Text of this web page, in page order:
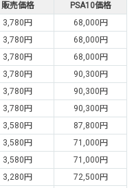
販売価格
PSA10価格
3,780円
68,000円
3,780円
68,000円
3,780円
68,000円
3,780円
90,300円
3,780円
90,300円
3,780円
90,300円
3,580円
87,800円
3,580円
71,000円
3,580円
71,000円
3,280円
72,500円